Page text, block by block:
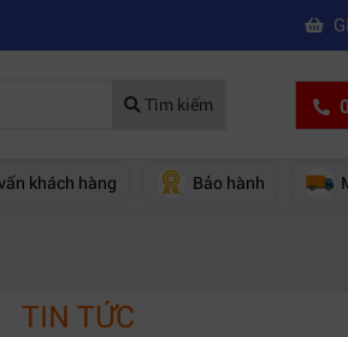
Mua máy quay phim hd giá rẻ nên mua của
Tìm kiếm
khách hàng Bảo hành
TIN TỨC